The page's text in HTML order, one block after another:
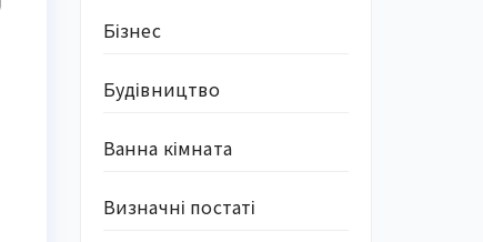
Бізнес
Будівництво
Ванна кімната
Визначні постаті